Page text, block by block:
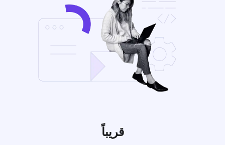
قريباً